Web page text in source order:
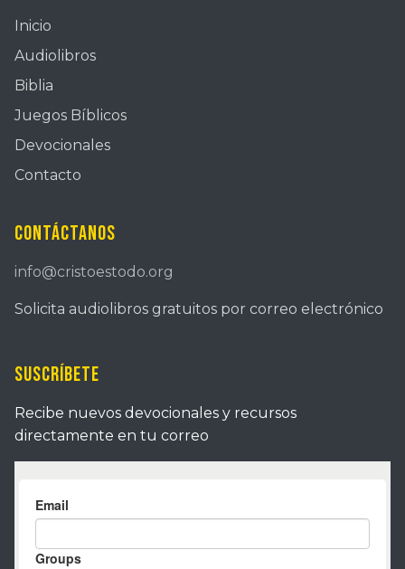
Inicio
Audiolibros
Biblia
Juegos Bíblicos
Devocionales
Contacto
Contáctanos
info@cristoestodo.org
Solicita audiolibros gratuitos por correo electrónico
Suscríbete
Recibe nuevos devocionales y recursos
directamente en tu correo